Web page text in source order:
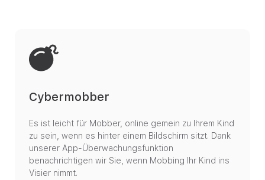
Cybermobber
Es ist leicht für Mobber, online gemein zu Ihrem Kind
zu sein, wenn es hinter einem Bildschirm sitzt. Dank
unserer App-Überwachungsfunktion
benachrichtigen wir Sie, wenn Mobbing Ihr Kind ins
Visier nimmt.